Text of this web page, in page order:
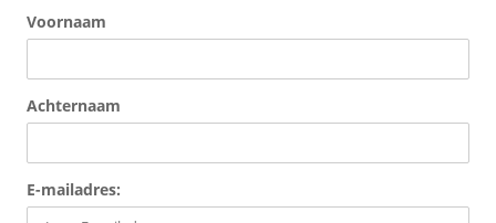
Voornaam
Achternaam
E-mailadres: